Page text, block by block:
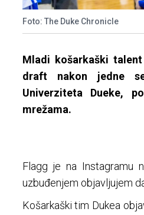
Foto: The Duke Chronicle
Mladi košarkaški
draft nakon jedne
Univerziteta Dueke,
mrežama.
Flagg je na Instagramu
uzbuđenjem objavljujem
Košarkaški tim Dukea